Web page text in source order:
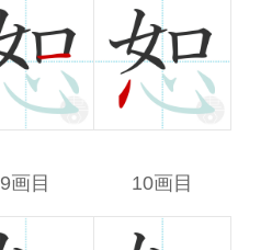
9画目 10画目